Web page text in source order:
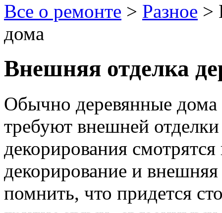
Все о ремонте > Разное >
дома
Внешняя отделка
Обычно деревянные дома
требуют внешней
декорирования
декорирование и
помнить, что придется